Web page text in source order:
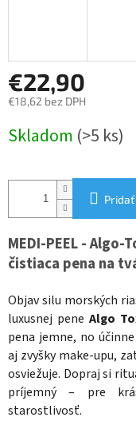
€22,90
€18,62 bez DPH
cena:
Skladom (>5 ks)
MEDI-PEEL -
čistiaca pena na
Objav silu morských
luxusnej peneAlgo
pena jemne, no
aj zvyšky make-upu,
osviežuje. Dopraj si
príjemný – pre
starostlivosť.